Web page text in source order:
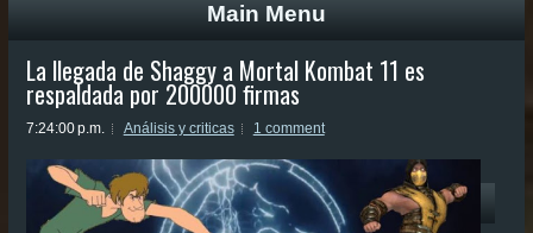
Main Menu
La llegada de Shaggy a Mortal Kombat 11 es
respaldada por 200000 firmas
7:24:00 p.m. Análisis y criticas 1 comment